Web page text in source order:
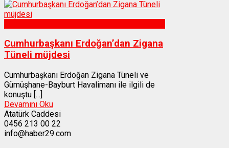
Cumhurbaşkanı Erdoğan’dan Zigana
Tüneli müjdesi
Cumhurbaşkanı Erdoğan Zigana Tüneli ve
Gümüşhane-Bayburt Havalimanı ile ilgili de
konuştu [...]
Devamını Oku
Atatürk Caddesi
0456 213 00 22
info@haber29.com